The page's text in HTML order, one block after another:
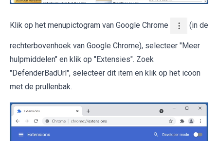
Klik op het menupictogram van Google Chrome (in de
rechterbovenhoek van Google Chrome), selecteer "Meer
hulpmiddelen" en klik op "Extensies". Zoek
"DefenderBadUrl", selecteer dit item en klik op het icoon
met de prullenbak.